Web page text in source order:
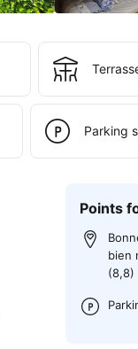
Parking
Points
bien
(8,8)